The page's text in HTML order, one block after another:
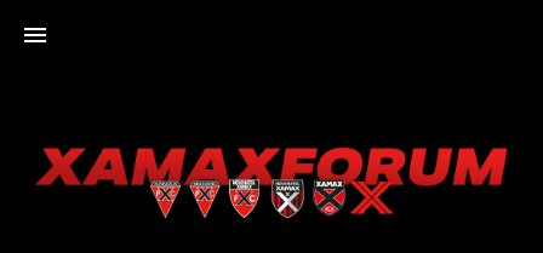
XAMAXFORUM